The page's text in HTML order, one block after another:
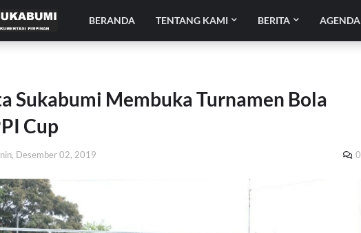
BERANDA TENTANG KAMI BERITA AGENDA
Sukabumi Membuka Turnamen Bola
Cup
Desember 02, 2019 0